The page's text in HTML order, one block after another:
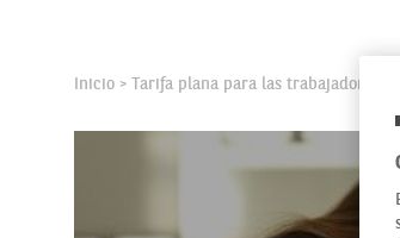
Inicio > Tarifa plana para las trabajadoras